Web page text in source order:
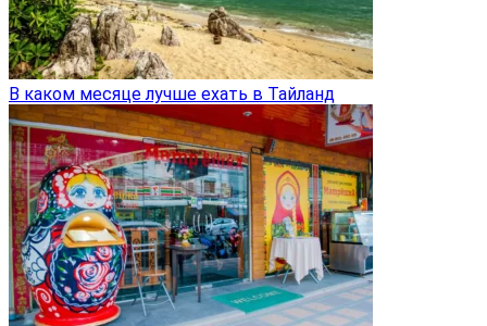
В каком месяце лучше ехать в Тайланд